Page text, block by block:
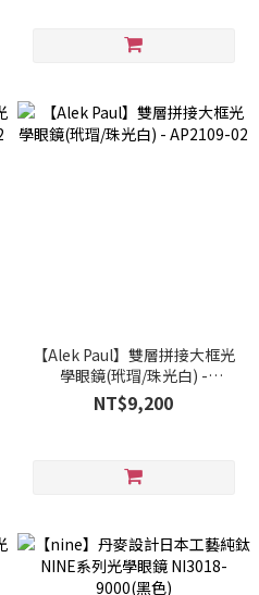
【Alek Paul】雙層拼接大框光
學眼鏡(玳瑁/珠光白) -
AP2109-02
NT$9,200